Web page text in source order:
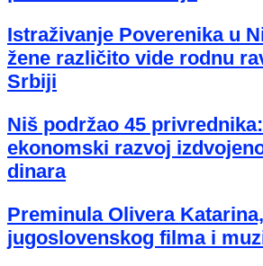
Istraživanje Poverenika u
žene različito vide rodnu
Srbiji
Niš podržao 45
ekonomski razvoj
dinara
Preminula Olivera
jugoslovenskog filma i